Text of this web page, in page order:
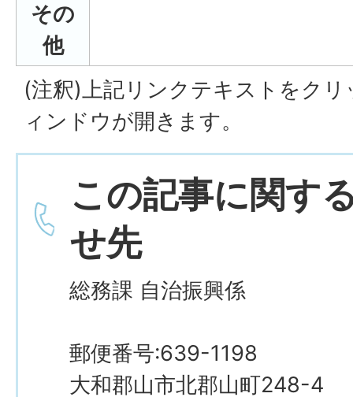
その
他
(注釈)上記リンクテキストをク
ィンドウが開きます。
この記事に関す
せ先
総務課 自治振興係
郵便番号:639-1198
大和郡山市北郡山町248-4